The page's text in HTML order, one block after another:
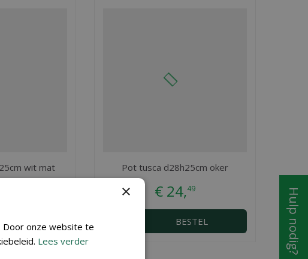
wit mat Pot tusca d28h25cm oker
€ 24,49
BESTEL Hulp nodig?
×
onze website te
Lees verder